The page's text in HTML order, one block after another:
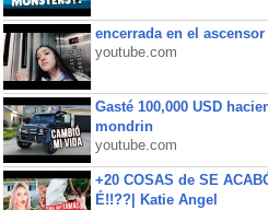
encerrada en el
youtube.com
Gasté 100,000 USD
mondrin
youtube.com
+20 COSAS de SE
É!!??| Katie Angel